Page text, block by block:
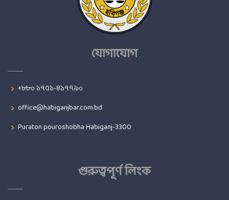
যোগাযোগ
+৮৮০ ১৭৫১-৪১৭৭৯০
office@habiganjbar.com.bd
Puraton pouroshobha Habiganj-3300
গুরুত্বপূর্ণ লিংক